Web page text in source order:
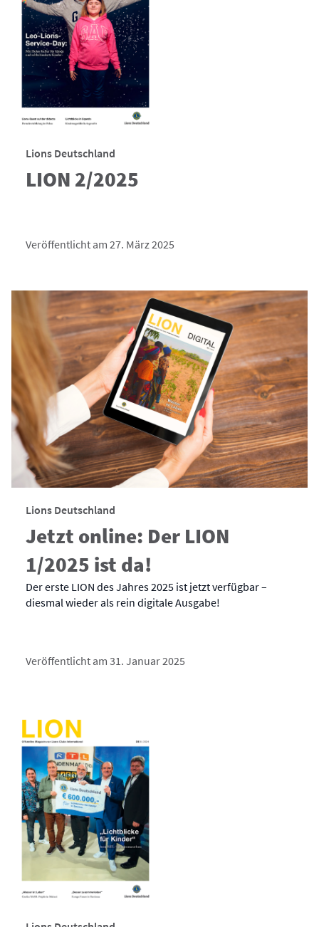
Lions Deutschland
LION 2/2025
Veröffentlicht am 27. März 2025
Lions Deutschland
Jetzt online: Der LION
1/2025 ist da!
Der erste LION des Jahres 2025 ist jetzt verfügbar –
diesmal wieder als rein digitale Ausgabe!
Veröffentlicht am 31. Januar 2025